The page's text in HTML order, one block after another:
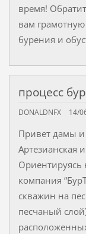
время!
вам
бурения и
процесс
DONALDNFX 14/
Привет дамы и
Артезианская
Ориентируясь
компания
скважин на
песчаный